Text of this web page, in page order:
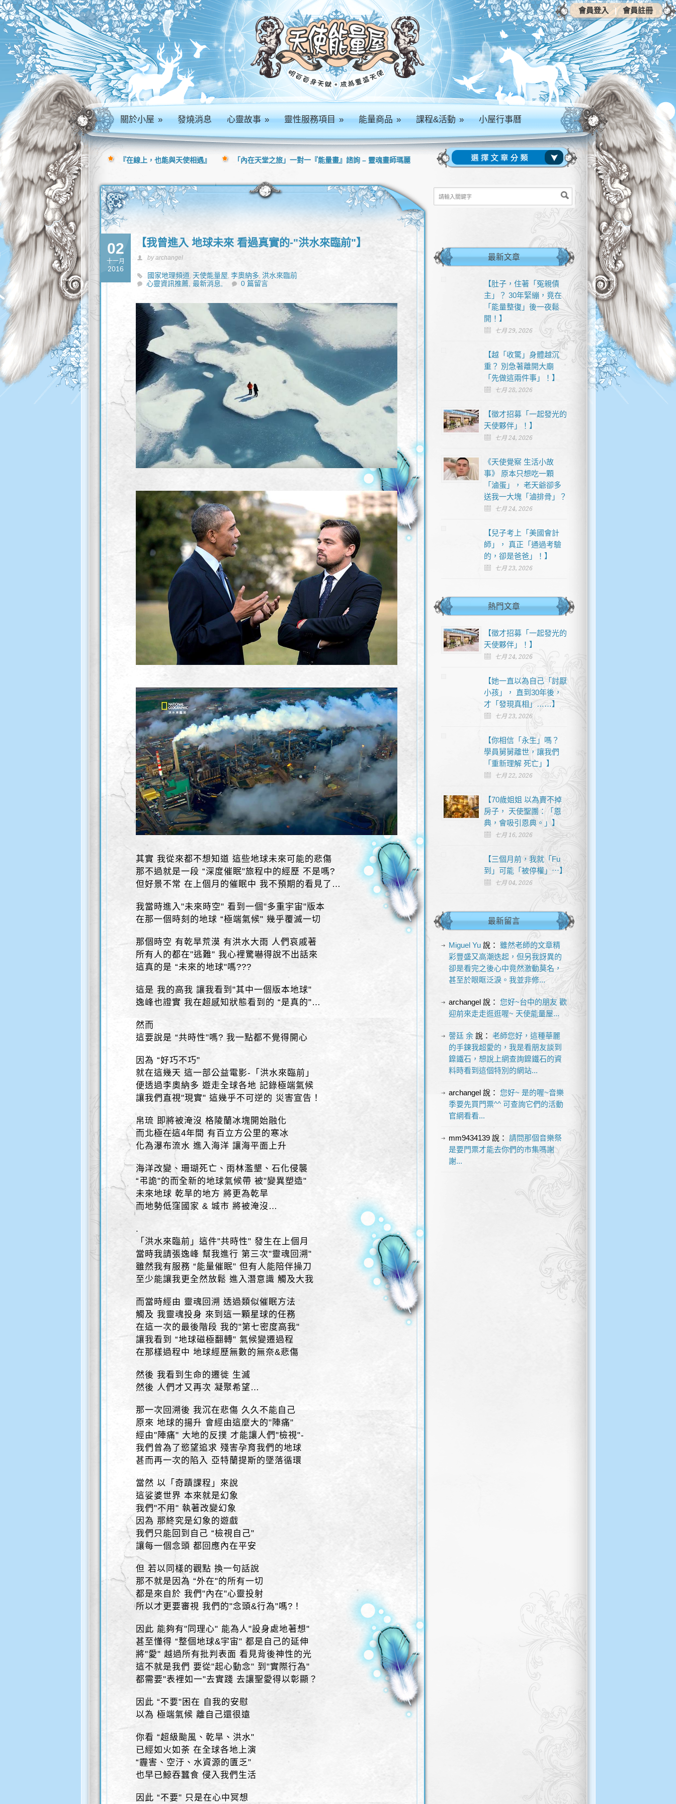
關於小屋» 發燒消息 心靈故事» 靈性服務項目» 能量商品» 課程&活動» 小屋行事曆
02
十一月
2016
【我曾進入 地球未來 看過真實的-"洪水來臨前"】
by archangel
國家地理頻道, 天使能量屋, 李奧納多, 洪水來臨前
心靈資訊推薦, 最新消息, 0 篇留言
其實 我從來都不想知道 這些地球未來可能的悲傷
那不過就是一段 “深度催眠"旅程中的經歷 不是嗎?
但好景不常 在上個月的催眠中 我不預期的看見了…
我當時進入"未來時空" 看到一個"多重宇宙"版本
在那一個時刻的地球 “極端氣候" 幾乎覆滅一切
那個時空 有乾旱荒漠 有洪水大雨 人們哀戚著
所有人的都在"逃難" 我心裡驚嚇得說不出話來
這真的是 “未來的地球"嗎???
這是 我的高我 讓我看到"其中一個版本地球"
逸峰也證實 我在超感知狀態看到的 “是真的"…
然而
這要說是 “共時性"嗎? 我一點都不覺得開心
因為 “好巧不巧"
就在這幾天 這一部公益電影-「洪水來臨前」
便透過李奧納多 遊走全球各地 記錄極端氣候
讓我們直視"現實" 這幾乎不可逆的 災害宣告！
帛琉 即將被淹沒 格陵蘭冰塊開始融化
而北極在這4年間 有百立方公里的寒冰
化為瀑布流水 進入海洋 讓海平面上升
海洋改變、珊瑚死亡、雨林濫墾、石化侵襲
“弔詭"的而全新的地球氣候帶 被"變異塑造"
未來地球 乾旱的地方 將更為乾旱
而地勢低窪國家 & 城市 將被淹沒…
.
「洪水來臨前」這件"共時性" 發生在上個月
當時我請張逸峰 幫我進行 第三次"靈魂回溯"
雖然我有服務 “能量催眠" 但有人能陪伴操刀
至少能讓我更全然放鬆 進入潛意識 觸及大我
而當時經由 靈魂回溯 透過類似催眠方法
觸及 我靈魂投身 來到這一顆星球的任務
在這一次的最後階段 我的"第七密度高我"
讓我看到 “地球磁極翻轉" 氣候變遷過程
在那樣過程中 地球經歷無數的無奈&悲傷
然後 我看到生命的遷徙 生滅
然後 人們才又再次 凝聚希望…
那一次回溯後 我沉在悲傷 久久不能自己
原來 地球的揚升 會經由這麼大的"陣痛"
經由"陣痛" 大地的反撲 才能讓人們"檢視"-
我們曾為了慾望追求 殘害孕育我們的地球
甚而再一次的陷入 亞特蘭提斯的墜落循環
當然 以「奇蹟課程」來說
這娑婆世界 本來就是幻象
我們"不用" 執著改變幻象
因為 那終究是幻象的遊戲
我們只能回到自己 “檢視自己"
讓每一個念頭 都回應內在平安
但 若以同樣的觀點 換一句話說
那不就是因為 “外在"的所有一切
都是來自於 我們"內在"心靈投射
所以才更要審視 我們的"念頭&行為"嗎?！
因此 能夠有"同理心" 能為人"設身處地著想"
甚至懂得 “整個地球&宇宙" 都是自己的延伸
將"愛" 越過所有批判表面 看見背後神性的光
這不就是我們 要從"起心動念" 到"實際行為"
都需要"表裡如一"去實踐 去讓聖愛得以彰顯？
因此 “不要"困在 自我的安慰
以為 極端氣候 離自己還很遠
你看 “超級颱風、乾旱、洪水"
已經如火如荼 在全球各地上演
“霾害、空汙、水資源的匱乏"
也早已鯨吞蠶食 侵入我們生活
因此 “不要" 只是在心中冥想
最新文章
【肚子，住著「冤親債
主」？ 30年緊繃，竟在
「能量整復」後一夜鬆
開！】
七月 29, 2026
【越「收驚」身體越沉
重？ 別急著離開大廟
「先做這兩件事」！】
七月 28, 2026
【徵才招募「一起發光的
天使夥伴」！】
七月 24, 2026
《天使覺察 生活小故
事》 原本只想吃一顆
「滷蛋」， 老天爺卻多
送我一大塊「滷排骨」？
七月 24, 2026
【兒子考上「美國會計
師」， 真正「通過考驗
的，卻是爸爸」！】
七月 23, 2026
熱門文章
【徵才招募「一起發光的
天使夥伴」！】
七月 24, 2026
【她一直以為自己「討厭
小孩」， 直到30年後，
才「發現真相」……】
七月 23, 2026
【你相信「永生」嗎？
學員舅舅離世，讓我們
「重新理解 死亡」】
七月 22, 2026
【70歲姐姐 以為賣不掉
房子， 天使聖團：「恩
典，會吸引恩典。」】
七月 16, 2026
【三個月前，我就「Fu
到」可能「被停權」⋯】
七月 04, 2026
最新留言
Miguel Yu說： 雖然老師的文章精
彩豐盛又高潮迭起，但另我訝異的
卻是看完之後心中竟然激動莫名，
甚至於眼眶泛淚。我並非修...
archangel說： 您好~台中的朋友 歡
迎前來走走逛逛喔~ 天使能量屋...
謦廷 余說： 老師您好，這種華麗
的手鍊我超愛的，我是看朋友談到
鎳鐵石，想說上網查詢鎳鐵石的資
料時看到這個特別的網站...
archangel說： 您好~ 是的喔~音樂
季要先買門票^^ 可查詢它們的活動
官網看看...
mm9434139說： 請問那個音樂祭
是要門票才能去你們的市集嗎謝
謝...
『在線上，也能與天使相遇』 「內在天堂之旅」一對一『能量畫』諮詢 – 靈魂畫師瑪麗
會員登入 | 會員註冊